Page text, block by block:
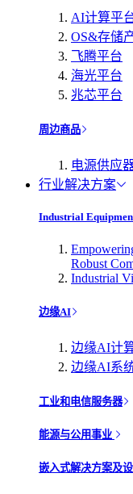
AI计算平
OS&存储
飞腾平台
海光平台
兆芯平台
周边商品
电源供应
行业解决方案
Industrial
Robust
Industrial
边缘AI
边缘AI计
边缘AI系
工业和电信服务器
能源与公用事业
嵌入式解决方案及